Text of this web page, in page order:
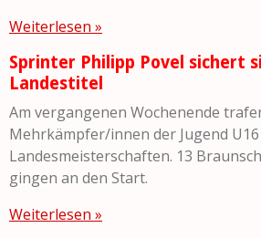
Weiterlesen »
Sprinter Philipp Povel sichert
Landestitel
Am vergangenen Wochenende
Mehrkämpfer/innen der Jugend
Landesmeisterschaften. 13
gingen an den Start.
Weiterlesen »